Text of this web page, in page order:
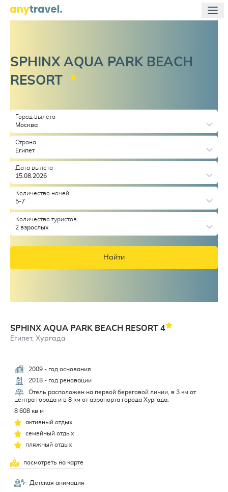
SPHINX AQUA PARK BEACH
RESORT
Город вылета
Москва
Страна
Египет
Дата вылета
15.08.2026
Количество ночей
5-7
Количество туристов
2 взрослых
Найти
SPHINX AQUA PARK BEACH RESORT 4
Египет, Хургада
2009 - год основания
2018 - год реновации
Отель расположен на первой береговой линии, в 3 км от
центра города и в 8 км от аэропорта города Хургада.
8 608 кв м
активный отдых
семейный отдых
пляжный отдых
посмотреть на карте
Детская анимация